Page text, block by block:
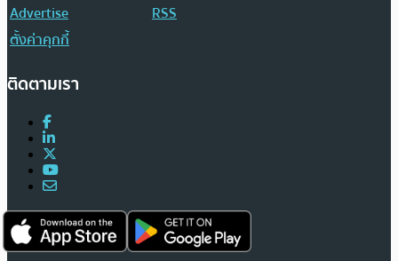
Advertise
RSS
ตั้งค่าคุกกี้
ติดตามเรา